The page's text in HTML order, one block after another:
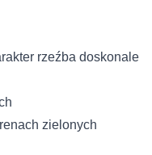
rzeźba doskonale
zielonych